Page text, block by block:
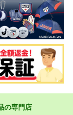
の専門店